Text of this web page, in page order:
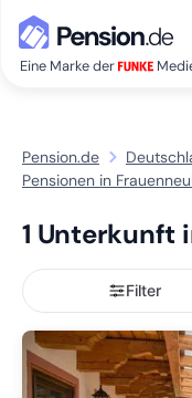
Eine Marke der
Pension.de
Pensionen in
1 Unterkunft
Filter